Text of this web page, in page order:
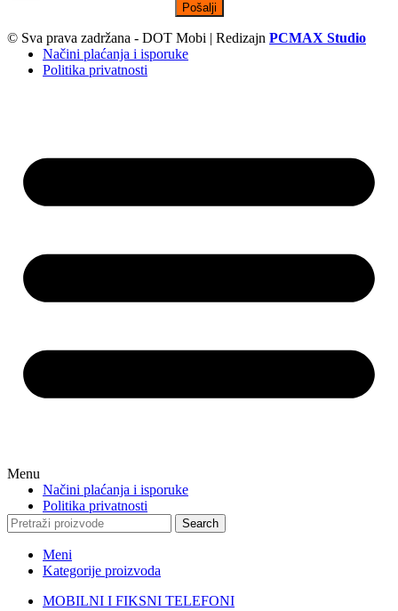
Pošalji
© Sva prava zadržana - DOT Mobi | Redizajn PCMAX Studio
Načini plaćanja i isporuke
Politika privatnosti
Menu
Načini plaćanja i isporuke
Politika privatnosti
Search
Meni
Kategorije proizvoda
MOBILNI I FIKSNI TELEFONI